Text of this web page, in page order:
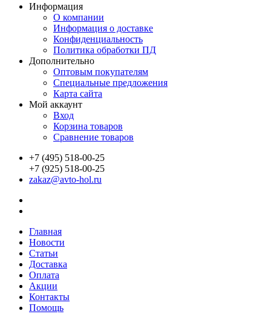
Информация
О компании
Информация о доставке
Конфиденциальность
Политика обработки ПД
Дополнительно
Оптовым покупателям
Специальные предложения
Карта сайта
Мой аккаунт
Вход
Корзина товаров
Сравнение товаров
+7 (495) 518-00-25
+7 (925) 518-00-25
zakaz@avto-hol.ru
Главная
Новости
Статьи
Доставка
Оплата
Акции
Контакты
Помощь